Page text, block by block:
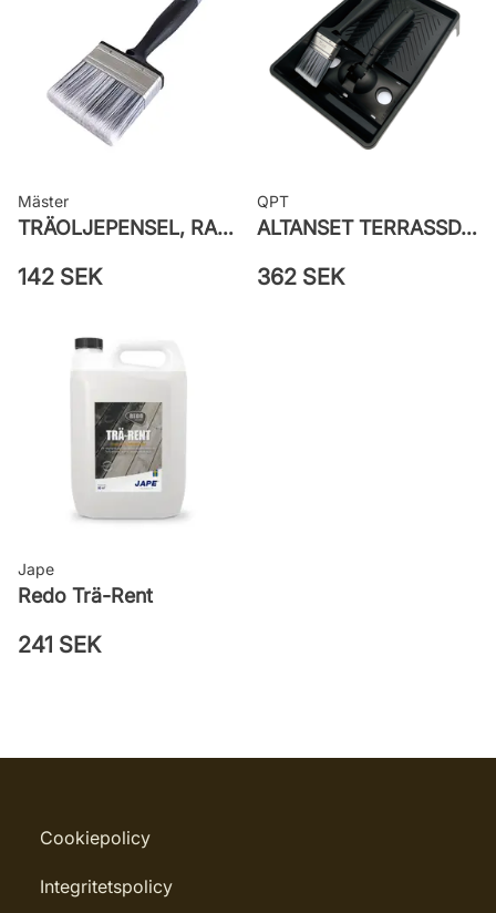
Mäster
TRÄOLJEPENSEL, RAK STANDARD SILVER
142 SEK
QPT
ALTANSET TERRASSDYNA - STEG 3 I TERRASSBEHANDLING
362 SEK
Jape
Redo Trä-Rent
241 SEK
Cookiepolicy
Integritetspolicy